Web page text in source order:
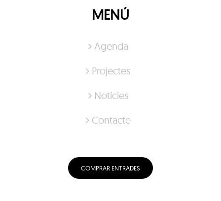
MENÚ
Agenda
Projectes
Notícies
Contacte
COMPRAR ENTRADES